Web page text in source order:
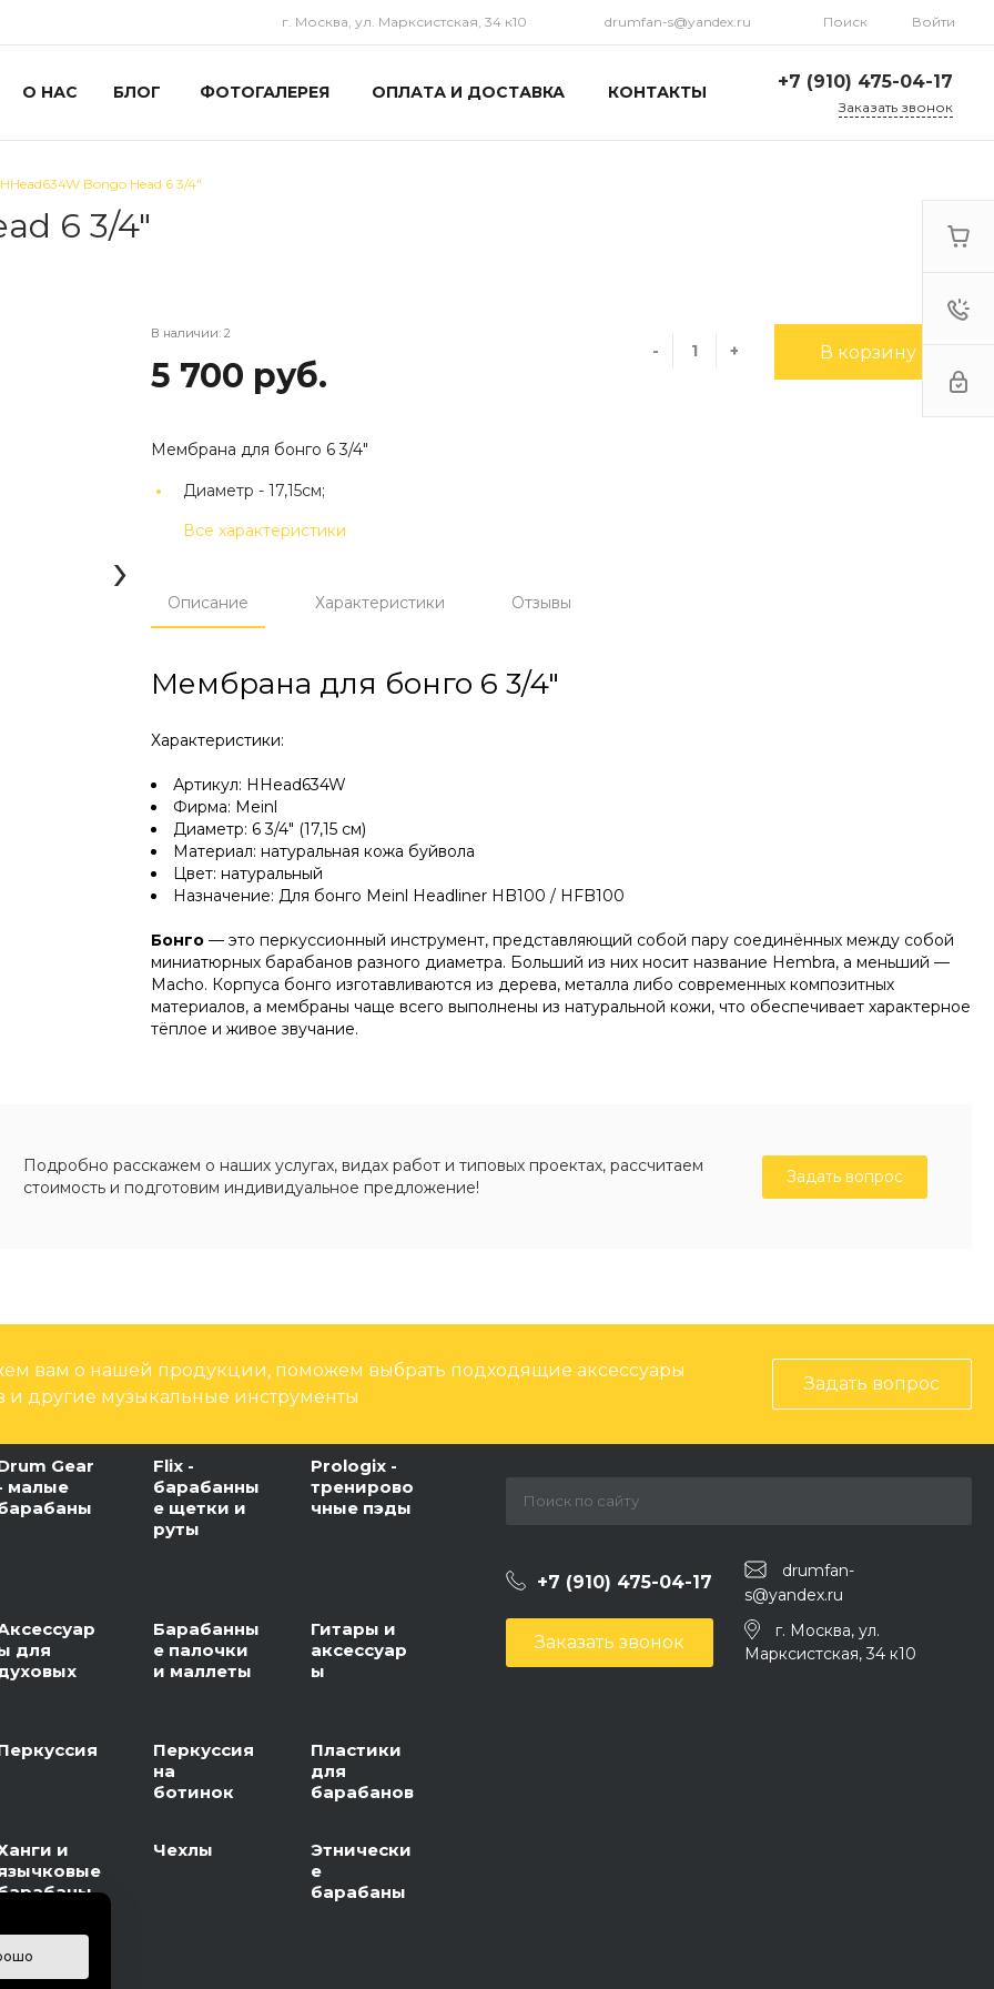
г. Москва, ул. Марксистская, 34 к10 drumfan-s@yandex.ru Поиск Войти
О НАС БЛОГ ФОТОГАЛЕРЕЯ ОПЛАТА И ДОСТАВКА КОНТАКТЫ
+7 (910) 475-04-17
г. Москва, 2-й
По предварительному
Заказать звонок
Bongo Head 6 3/4"
6 3/4"
›
В наличии: 2
5 700 руб.
- + В корзину
Мембрана для бонго 6 3/4"
Диаметр -17,15см;
Все характеристики
Описание Характеристики Отзывы
Мембрана для бонго 6 3/4"
Характеристики:
Артикул: HHead634W
Фирма: Meinl
Диаметр: 6 3/4" (17,15 см)
Материал: натуральная кожа буйвола
Цвет: натуральный
Назначение: Для бонго Meinl Headliner HB100 / HFB100
Бонго— это перкуссионный инструмент, представляющий собой пару соединённых между собой
миниатюрных барабанов разного диаметра. Больший из них носит название Hembra, а меньший —
Macho. Корпуса бонго изготавливаются из дерева, металла либо современных композитных
материалов, а мембраны чаще всего выполнены из натуральной кожи, что обеспечивает характерное
тёплое и живое звучание.
Подробно расскажем о наших услугах, видах работ и типовых проектах, рассчитаем
стоимость и подготовим индивидуальное предложение!
Задать вопрос
вам о нашей продукции, поможем выбрать подходящие аксессуары
и другие музыкальные инструменты
Задать вопрос
Gear
малые
Flix -
барабанны
е щетки и
руты
Prologix -
тренирово
чные пэды
для
Барабанны
е палочки
и маллеты
Гитары и
аксессуар
ы
Перкуссия
на
ботинок
Пластики
для
барабанов
и
Чехлы
Этнически
е
барабаны
+7 (910) 475-04-17
drumfan-
s@yandex.ru
Заказать звонок
г. Москва, ул.
Марксистская, 34 к10